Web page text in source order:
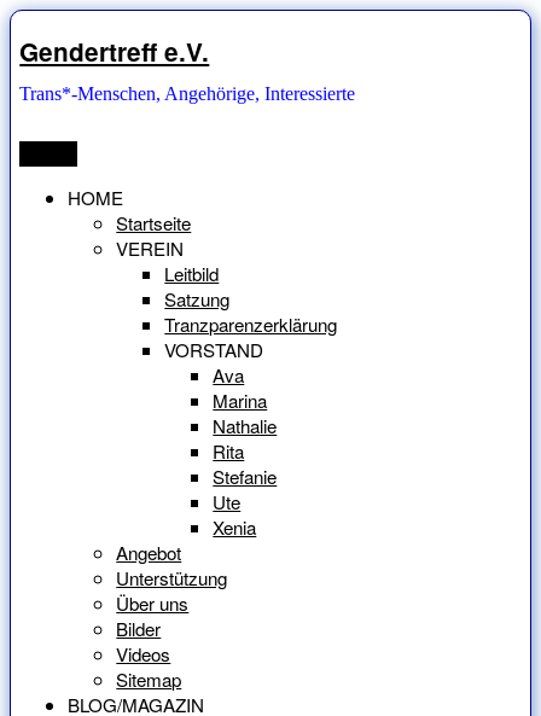
Zum
Inhalt
springen
Gendertreff e.V.
Trans*-Menschen, Angehörige, Interessierte
HOME
Startseite
VEREIN
Leitbild
Satzung
Tranzparenzerklärung
VORSTAND
Ava
Marina
Nathalie
Rita
Stefanie
Ute
Xenia
Angebot
Unterstützung
Über uns
Bilder
Videos
Sitemap
BLOG/MAGAZIN